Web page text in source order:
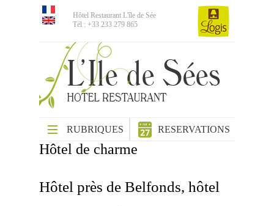
Hôtel Restaurant L'île de Sée
Tél : +33 233 279 865
RUBRIQUES RESERVATIONS
Hôtel de charme
Hôtel près de Belfonds, hôtel